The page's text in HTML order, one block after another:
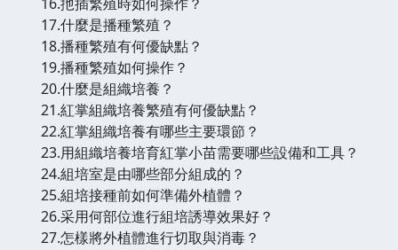
17.什麼是播種繁殖？
18.播種繁殖有何優缺點？
19.播種繁殖如何操作？
20.什麼是組織培養？
21.紅掌組織培養繁殖有何優缺點？
22.紅掌組織培養有哪些主要環節？
23.用組織培養培育紅掌小苗需要哪些設備和工具？
24.組培室是由哪些部分組成的？
25.組培接種前如何準備外植體？
26.采用何部位進行組培誘導效果好？
27.怎樣將外植體進行切取與消毒？